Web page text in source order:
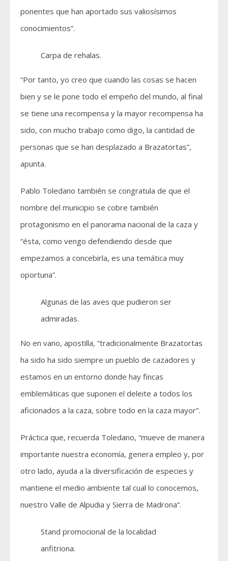
ponentes que han aportado sus valiosísimos
conocimientos”.
Carpa de rehalas.
“Por tanto, yo creo que cuando las cosas se hacen
bien y se le pone todo el empeño del mundo, al final
se tiene una recompensa y la mayor recompensa ha
sido, con mucho trabajo como digo, la cantidad de
personas que se han desplazado a Brazatortas”,
apunta.
Pablo Toledano también se congratula de que el
nombre del municipio se cobre también
protagonismo en el panorama nacional de la caza y
“ésta, como vengo defendiendo desde que
empezamos a concebirla, es una temática muy
oportuna”.
Algunas de las aves que pudieron ser
admiradas.
No en vano, apostilla, “tradicionalmente Brazatortas
ha sido ha sido siempre un pueblo de cazadores y
estamos en un entorno donde hay fincas
emblemáticas que suponen el deleite a todos los
aficionados a la caza, sobre todo en la caza mayor”.
Práctica que, recuerda Toledano, “mueve de manera
importante nuestra economía, genera empleo y, por
otro lado, ayuda a la diversificación de especies y
mantiene el medio ambiente tal cual lo conocemos,
nuestro Valle de Alpudia y Sierra de Madrona”.
Stand promocional de la localidad
anfitriona.